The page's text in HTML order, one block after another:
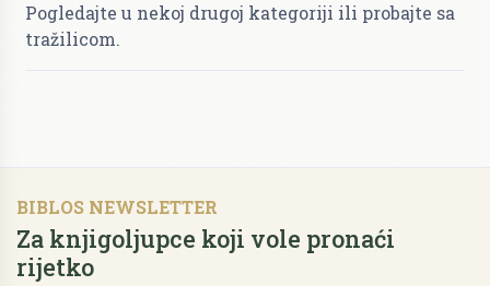
Pogledajte u nekoj drugoj kategoriji ili probajte sa
tražilicom.
BIBLOS NEWSLETTER
Za knjigoljupce koji vole pronaći
rijetko